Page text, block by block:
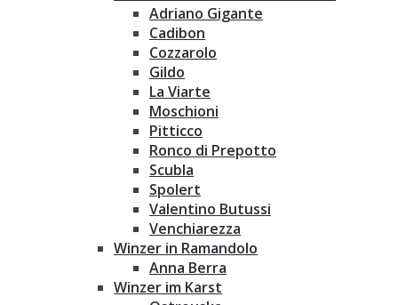
Adriano Gigante
Cadibon
Cozzarolo
Gildo
La Viarte
Moschioni
Pitticco
Ronco di Prepotto
Scubla
Spolert
Valentino Butussi
Venchiarezza
Winzer in Ramandolo
Anna Berra
Winzer im Karst